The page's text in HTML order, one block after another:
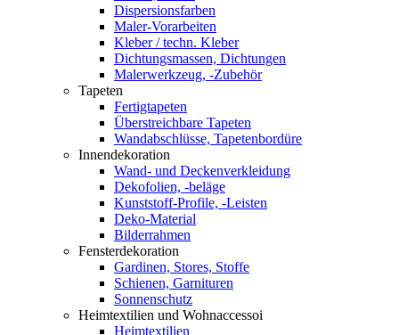
Dispersionsfarben
Maler-Vorarbeiten
Kleber / techn. Kleber
Dichtungsmassen, Dichtungen
Malerwerkzeug, -Zubehör
Tapeten
Fertigtapeten
Überstreichbare Tapeten
Wandabschlüsse, Tapetenbordüre
Innendekoration
Wand- und Deckenverkleidung
Dekofolien, -beläge
Kunststoff-Profile, -Leisten
Deko-Material
Bilderrahmen
Fensterdekoration
Gardinen, Stores, Stoffe
Schienen, Garnituren
Sonnenschutz
Heimtextilien und Wohnaccessoi
Heimtextilien